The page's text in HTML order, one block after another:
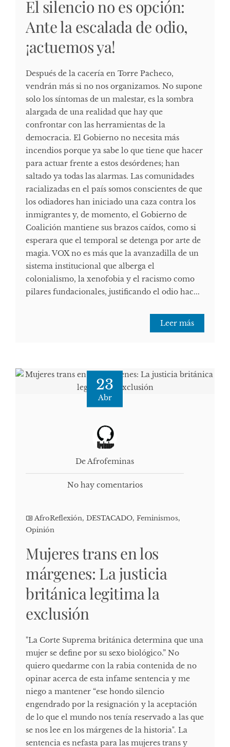
El silencio no es opción:
Ante la escalada de odio,
¡actuemos ya!
Después de la cacería en Torre Pacheco,
vendrán más si no nos organizamos. No supone
solo los síntomas de un malestar, es la sombra
alargada de una realidad que hay que
confrontar con las herramientas de la
democracia. El Gobierno no necesita más
incendios porque ya sabe lo que tiene que hacer
para actuar frente a estos desórdenes; han
saltado ya todas las alarmas. Las comunidades
racializadas en el país somos conscientes de que
los odiadores han iniciado una caza contra los
inmigrantes y, de momento, el Gobierno de
Coalición mantiene sus brazos caídos, como si
esperara que el temporal se detenga por arte de
magia. VOX no es más que la avanzadilla de un
sistema institucional que alberga el
colonialismo, la xenofobia y el racismo como
pilares fundacionales, justificando el odio hac...
Leer más
23
Abr
De Afrofeminas
No hay comentarios
AfroReflexión, DESTACADO, Feminismos,
Opinión
Mujeres trans en los
márgenes: La justicia
británica legitima la
exclusión
"La Corte Suprema británica determina que una
mujer se define por su sexo biológico.” No
quiero quedarme con la rabia contenida de no
opinar acerca de esta infame sentencia y me
niego a mantener “ese hondo silencio
engendrado por la resignación y la aceptación
de lo que el mundo nos tenía reservado a las que
se nos lee en los márgenes de la historia". La
sentencia es nefasta para las mujeres trans y